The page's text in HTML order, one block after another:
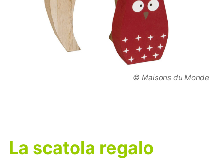
© Maisons du Monde
La scatola regalo